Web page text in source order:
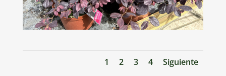
1 2 3 4 Siguiente